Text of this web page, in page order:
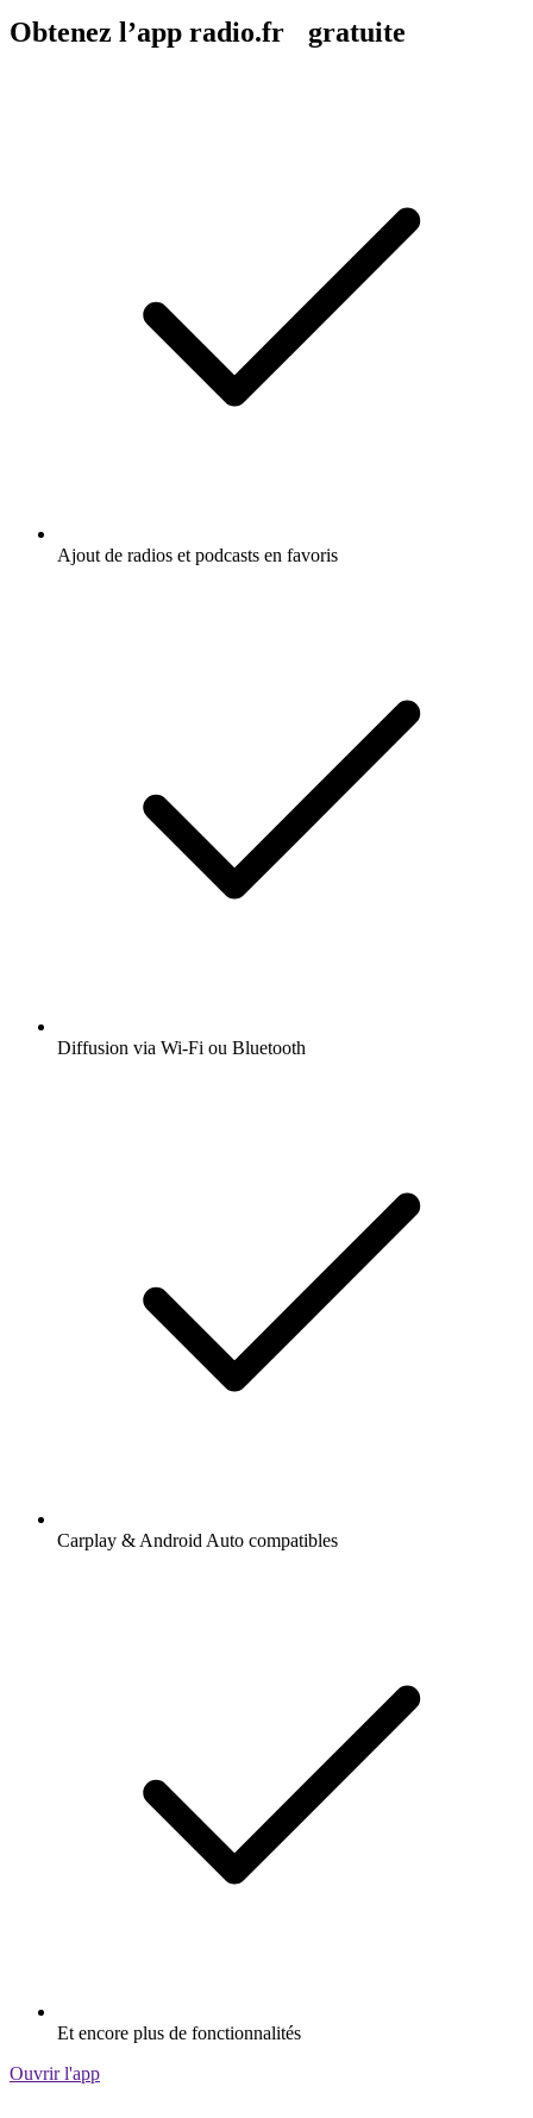
Obtenez l’app radio.fr gratuite
Ajout de radios et podcasts en favoris
Diffusion via Wi-Fi ou Bluetooth
Carplay & Android Auto compatibles
Et encore plus de fonctionnalités
Ouvrir l'app